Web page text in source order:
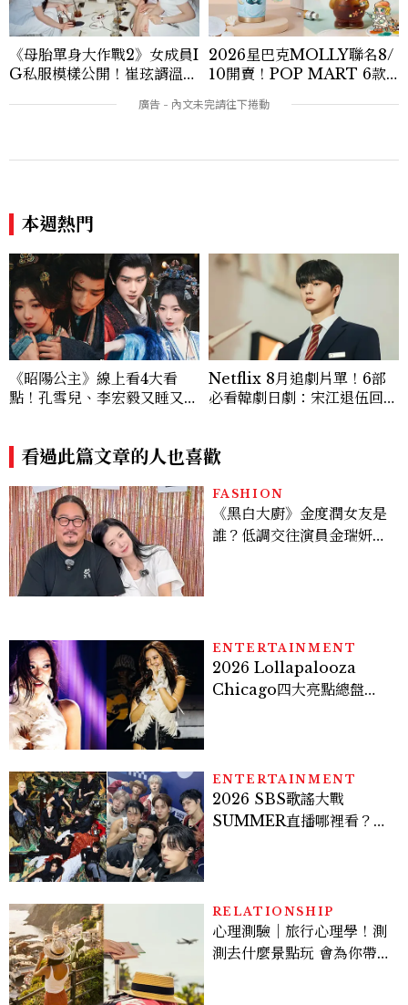
《母胎單身大作戰2》女成員I
G私服模樣公開！崔玹諝溫柔
2026星巴克MOLLY聯名8/
10開賣！POP MART 6款
次看
本週熱門
《昭陽公主》線上看4大看
點！孔雪兒、李宏毅又睡又鬥
Netflix 8月追劇片單！6部
必看韓劇日劇：宋江退伍回歸
看過此篇文章的人也喜歡
FASHION
《黑白大廚》金度潤女友是
誰？低調交往演員金瑞妍、
ENTERTAINMENT
2026 Lollapalooza
Chicago四大亮點總盤
ENTERTAINMENT
2026 SBS歌謠大戰
SUMMER直播哪裡看？
RELATIONSHIP
心理測驗｜旅行心理學！測
測去什麼景點玩 會為你帶來